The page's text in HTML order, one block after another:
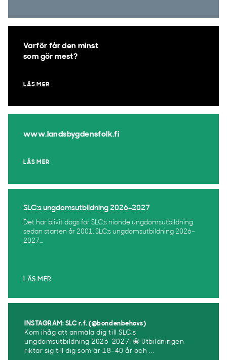
Varför får den minst
som gör mest?
LÄS MER
www.landsbygdensfolk.fi
LÄS MER
SLC:s ungdomsutbildning 2026–2027
Det har blivit dags för SLC:s nionde ungdomsutbildning
sedan starten år 2001. SLC:s ungdomsutbildning 2026–
2027...
LÄS MER
INSTAGRAM: SLC r.f. (@bondenbehovs)
Kom ihåg att anmäla dig till SLC:s
ungdomsutbildning 2026-2027! 🤩 Utbildningen
riktar sig till dig som är 18–40 år och ...